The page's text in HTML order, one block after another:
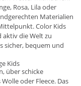
Rosa, Lila oder
Materialien
Color Kids
aktiv die Welt zu
sicher, bequem und
Kids
über schicke
oder Fleece. Das